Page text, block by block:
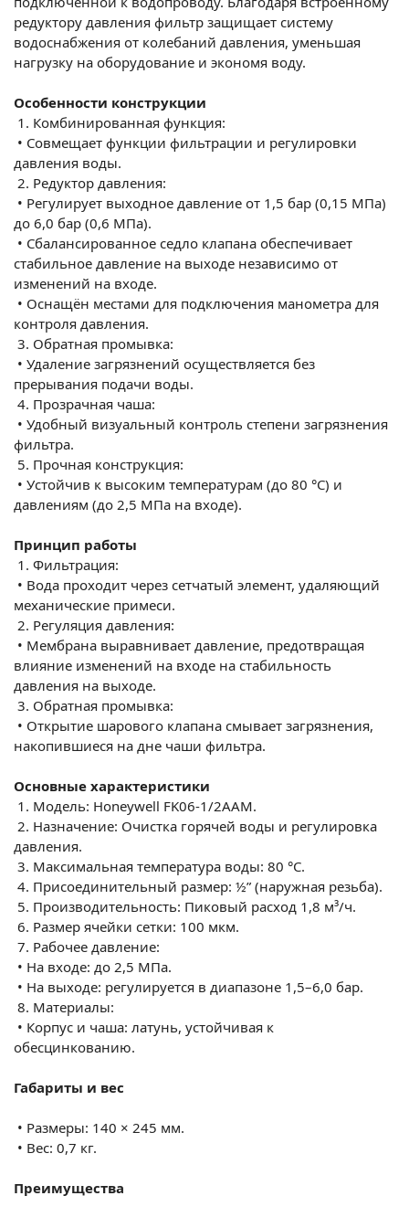
редуктору давления фильтр защищает систему
водоснабжения от колебаний давления, уменьшая
нагрузку на оборудование и экономя воду.
Особенности конструкции
1. Комбинированная функция:
• Совмещает функции фильтрации и регулировки
давления воды.
2. Редуктор давления:
• Регулирует выходное давление от 1,5 бар (0,15 МПа)
до 6,0 бар (0,6 МПа).
• Сбалансированное седло клапана обеспечивает
стабильное давление на выходе независимо от
изменений на входе.
• Оснащён местами для подключения манометра для
контроля давления.
3. Обратная промывка:
• Удаление загрязнений осуществляется без
прерывания подачи воды.
4. Прозрачная чаша:
• Удобный визуальный контроль степени загрязнения
фильтра.
5. Прочная конструкция:
• Устойчив к высоким температурам (до 80 °C) и
давлениям (до 2,5 МПа на входе).
Принцип работы
1. Фильтрация:
• Вода проходит через сетчатый элемент, удаляющий
механические примеси.
2. Регуляция давления:
• Мембрана выравнивает давление, предотвращая
влияние изменений на входе на стабильность
давления на выходе.
3. Обратная промывка:
• Открытие шарового клапана смывает загрязнения,
накопившиеся на дне чаши фильтра.
Основные характеристики
1. Модель: Honeywell FK06-1/2AAM.
2. Назначение: Очистка горячей воды и регулировка
давления.
3. Максимальная температура воды: 80 °C.
4. Присоединительный размер: ½” (наружная резьба).
5. Производительность: Пиковый расход 1,8 м³/ч.
6. Размер ячейки сетки: 100 мкм.
7. Рабочее давление:
• На входе: до 2,5 МПа.
• На выходе: регулируется в диапазоне 1,5–6,0 бар.
8. Материалы:
• Корпус и чаша: латунь, устойчивая к
обесцинкованию.
Габариты и вес
• Размеры: 140 × 245 мм.
• Вес: 0,7 кг.
Преимущества